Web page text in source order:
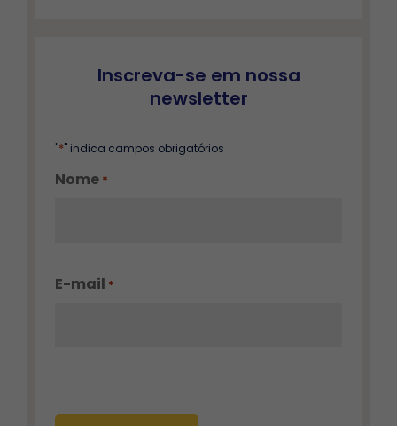
Inscreva-se em nossa
newsletter
"*" indica campos obrigatórios
Nome *
E-mail *